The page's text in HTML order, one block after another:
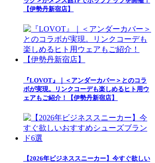
【伊勢丹新宿店】
『LOVOT』｜＜アンダーカバー＞とのコラ
ボが実現。リンクコーデも楽しめるヒト用ウ
ェアもご紹介！【伊勢丹新宿店】
【2026年ビジネススニーカー】今すぐ欲しい